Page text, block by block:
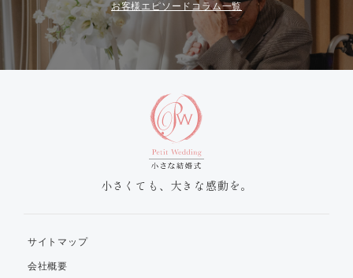
お客様エピソードコラム一覧
小さくても、大きな感動を。
サイトマップ
会社概要